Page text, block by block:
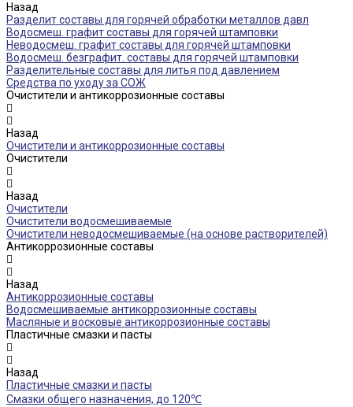
Назад
Разделит составы для горячей обработки металлов давл
Водосмеш. графит составы для горячей штамповки
Неводосмеш. графит составы для горячей штамповки
Водосмеш. безграфит. составы для горячей штамповки
Разделительные составы для литья под давлением
Средства по уходу за СОЖ
Очистители и антикоррозионные составы
Назад
Очистители и антикоррозионные составы
Очистители
Назад
Очистители
Очистители водосмешиваемые
Очистители неводосмешиваемые (на основе растворителей)
Антикоррозионные составы
Назад
Антикоррозионные составы
Водосмешиваемые антикоррозионные составы
Масляные и восковые антикоррозионные составы
Пластичные смазки и пасты
Назад
Пластичные смазки и пасты
Смазки общего назначения, до 120℃